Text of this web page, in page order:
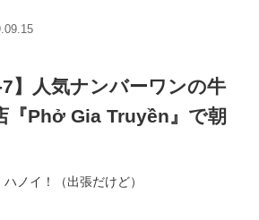
7】人気ナンバーワンの牛
『Phở Gia Truyền』で朝
ノイ！（出張だけど）